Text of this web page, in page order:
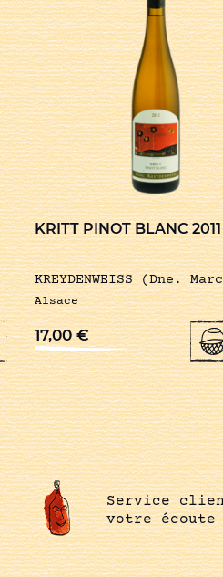
KRITT PINOT BLANC
KREYDENWEISS (Dne.
Alsace
17,00€
Service
votre écoute